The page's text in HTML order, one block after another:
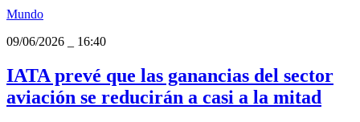
Mundo
09/06/2026
16:40
IATA prevé que las ganancias del sector
aviación se reducirán a casi a la mitad